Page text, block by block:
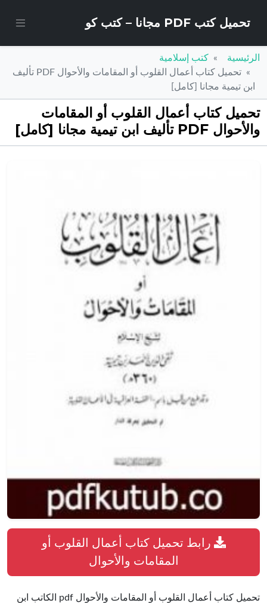
تحميل كتب PDF مجانا – كتب كو
الرئيسية
كتب إسلامية
تحميل كتاب أعمال القلوب أو المقامات والأحوال PDF تأليف
ابن تيمية مجانا [كامل]
تحميل كتاب أعمال القلوب أو المقامات
والأحوال PDF تأليف ابن تيمية مجانا [كامل]
رابط تحميل كتاب أعمال القلوب أو
المقامات والأحوال
تحميل كتاب أعمال القلوب أو المقامات والأحوال pdf الكاتب ابن